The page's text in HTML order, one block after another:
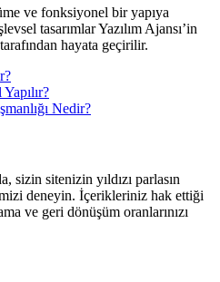
ve fonksiyonel bir yapıya
tasarımlar Yazılım Ajansı’in
hayata geçirilir.
Nedir?
sizin sitenizin yıldızı parlasın
deneyin. İçerikleriniz hak ettiği
ve geri dönüşüm oranlarınızı